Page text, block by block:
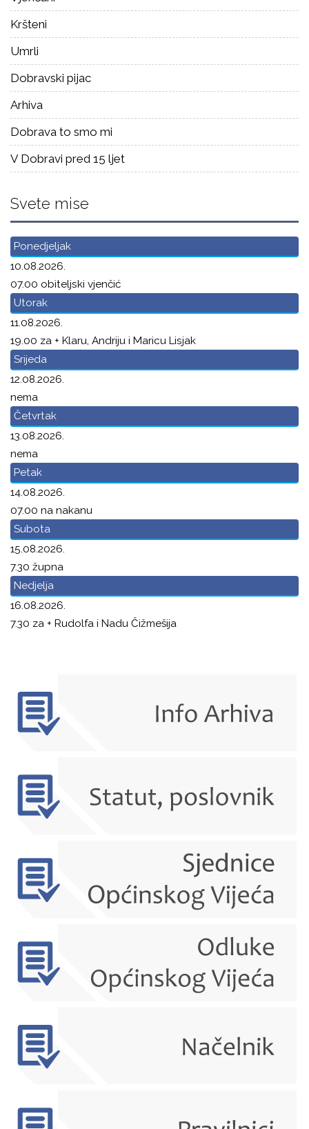
Kršteni
Umrli
Dobravski pijac
Arhiva
Dobrava to smo mi
V Dobravi pred 15 ljet
Svete mise
Ponedjeljak
10.08.2026.
07.00 obiteljski vjenčić
Utorak
11.08.2026.
19.00 za + Klaru, Andriju i Maricu Lisjak
Srijeda
12.08.2026.
nema
Četvrtak
13.08.2026.
nema
Petak
14.08.2026.
07.00 na nakanu
Subota
15.08.2026.
7.30 župna
Nedjelja
16.08.2026.
7.30 za + Rudolfa i Nadu Čižmešija